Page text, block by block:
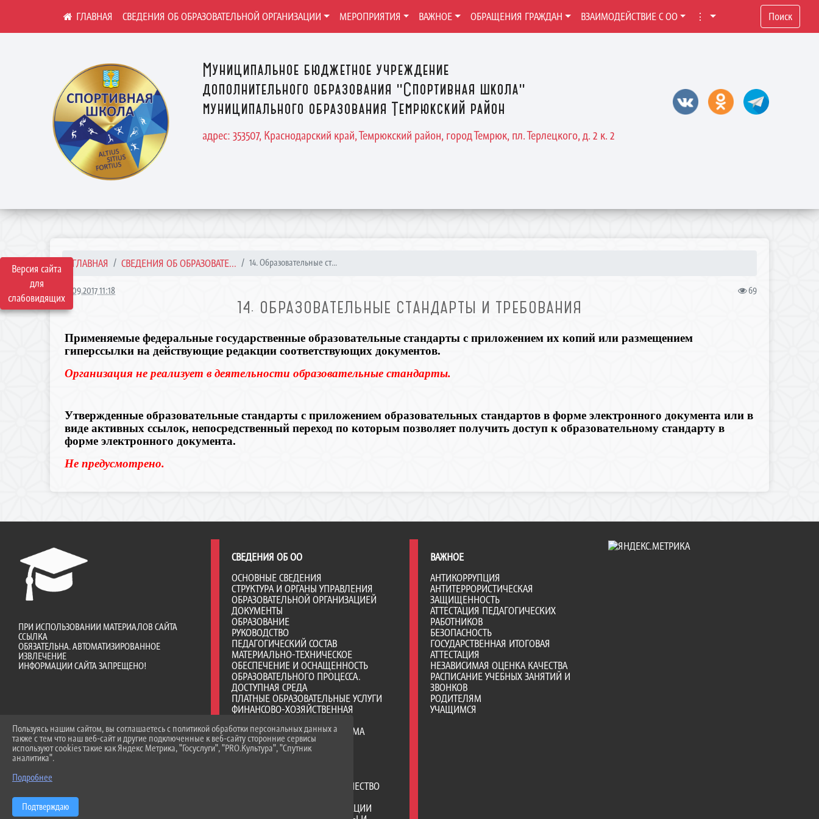
Версия сайта
для
слабовидящих
Муниципальное бюджетное учреждение
дополнительного образования "Спортивная школа"
муниципального образования Темрюкский район
адрес: 353507, Краснодарский край, Темрюкский район, город Темрюк, пл. Терлецкого, д. 2 к. 2
СВЕДЕНИЯ ОБ ОБРАЗОВАТЕЛЬНОЙ ОРГАНИЗАЦИИ МЕРОПРИЯТИЯ ВАЖНОЕ ОБРАЩЕНИЯ ГРАЖДАН ВЗАИМОДЕЙСТВИЕ С ОО ⋮ Поиск
ГЛАВНАЯ СВЕДЕНИЯ ОБ ОБРАЗОВАТЕ... 14. Образовательные ст...
28.09.2017 11:18 69
14. ОБРАЗОВАТЕЛЬНЫЕ СТАНДАРТЫ И ТРЕБОВАНИЯ
Применяемые федеральные государственные образовательные стандарты с приложением их копий или размещением
гиперссылки на действующие редакции соответствующих документов.
Организация не реализует в деятельности образовательные стандарты.
Утвержденные образовательные стандарты с приложением образовательных стандартов в форме электронного документа или в
виде активных ссылок, непосредственный переход по которым позволяет получить доступ к образовательному стандарту в
форме электронного документа.
Не предусмотрено.
ПРИ ИСПОЛЬЗОВАНИИ МАТЕРИАЛОВ САЙТА
ССЫЛКА
ОБЯЗАТЕЛЬНА. АВТОМАТИЗИРОВАННОЕ
ИЗВЛЕЧЕНИЕ
ИНФОРМАЦИИ САЙТА ЗАПРЕЩЕНО!
СВЕДЕНИЯ ОБ ОО
ОСНОВНЫЕ СВЕДЕНИЯ
СТРУКТУРА И ОРГАНЫ УПРАВЛЕНИЯ
ОБРАЗОВАТЕЛЬНОЙ ОРГАНИЗАЦИЕЙ
ДОКУМЕНТЫ
ОБРАЗОВАНИЕ
РУКОВОДСТВО
ПЕДАГОГИЧЕСКИЙ СОСТАВ
МАТЕРИАЛЬНО-ТЕХНИЧЕСКОЕ
ОБЕСПЕЧЕНИЕ И ОСНАЩЕННОСТЬ
ОБРАЗОВАТЕЛЬНОГО ПРОЦЕССА.
ДОСТУПНАЯ СРЕДА
ПЛАТНЫЕ ОБРАЗОВАТЕЛЬНЫЕ УСЛУГИ
ФИНАНСОВО-ХОЗЯЙСТВЕННАЯ
ВАКАНТНЫЕ МЕСТА ДЛЯ ПРИЕМА
(ПЕРЕВОДА) ОБУЧАЮЩИХСЯ
СТИПЕНДИИ И ИНЫЕ ВИДЫ
МЕЖДУНАРОДНОЕ СОТРУДНИЧЕСТВО
ОБРАЗОВАТЕЛЬНОЙ ОРГАНИЗАЦИИ
ВАЖНОЕ
АНТИКОРРУПЦИЯ
АНТИТЕРРОРИСТИЧЕСКАЯ
ЗАЩИЩЕННОСТЬ
АТТЕСТАЦИЯ ПЕДАГОГИЧЕСКИХ
РАБОТНИКОВ
БЕЗОПАСНОСТЬ
ГОСУДАРСТВЕННАЯ ИТОГОВАЯ
АТТЕСТАЦИЯ
НЕЗАВИСИМАЯ ОЦЕНКА КАЧЕСТВА
РАСПИСАНИЕ УЧЕБНЫХ ЗАНЯТИЙ И
ЗВОНКОВ
РОДИТЕЛЯМ
УЧАЩИМСЯ
Пользуясь нашим сайтом, вы соглашаетесь с политикой обработки персональных данных а
также с тем что наш веб-сайт и другие подключенные к веб-сайту сторонние сервисы
используют cookies такие как Яндекс Метрика, "Госуслуги", "PRO.Культура", "Спутник
аналитика".
Подробнее
Подтверждаю